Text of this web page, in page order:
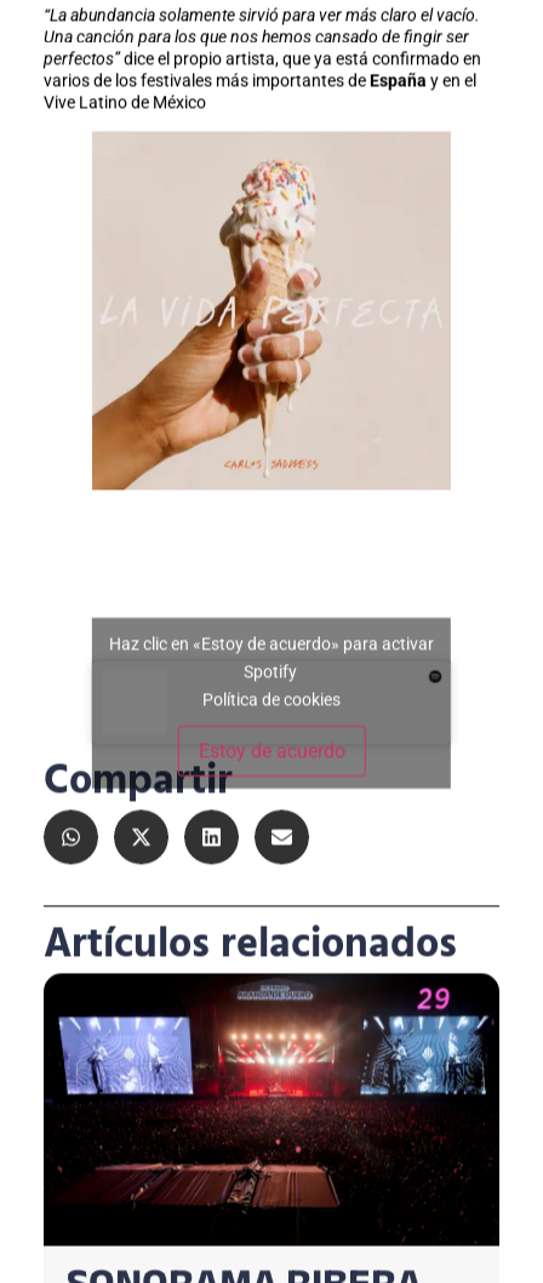
“La abundancia solamente sirvió para ver más claro el vacío.
Una canción para los que nos hemos cansado de fingir ser
perfectos”dice el propio artista, que ya está confirmado en
varios de los festivales más importantes de España y en el
Vive Latino de México
Haz clic en «Estoy de acuerdo» para activar
Spotify
Política de cookies
Estoy de acuerdo
Compartir
Artículos relacionados